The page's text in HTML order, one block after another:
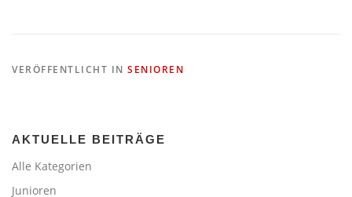
VERÖFFENTLICHT IN SENIOREN
AKTUELLE BEITRÄGE
Alle Kategorien
Junioren